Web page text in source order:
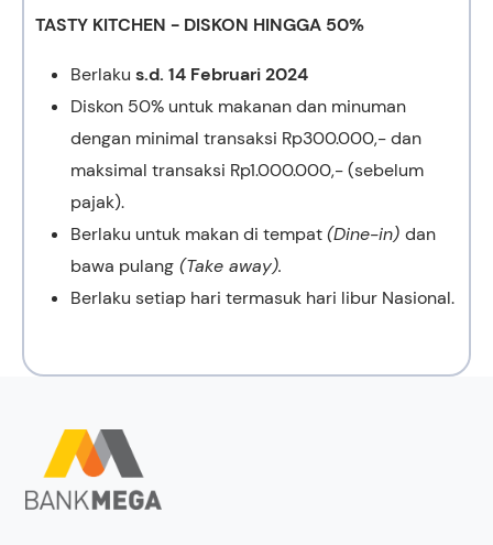
TASTY KITCHEN - DISKON HINGGA 50%
Berlaku s.d. 14 Februari 2024
Diskon 50% untuk makanan dan minuman
dengan minimal transaksi Rp300.000,- dan
maksimal transaksi Rp1.000.000,- (sebelum
pajak).
Berlaku untuk makan di tempat(Dine-in) dan
bawa pulang (Take away).
Berlaku setiap hari termasuk hari libur Nasional.